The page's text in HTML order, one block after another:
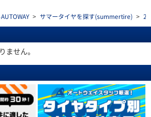
> サマータイヤを探す(summertire) >
ません。